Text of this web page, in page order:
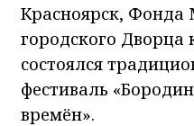
Красноярск, Фонда
городского Дворца
состоялся
фестиваль
времён».